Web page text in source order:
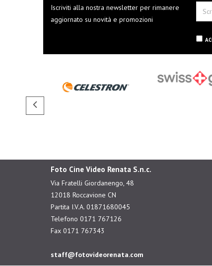
Iscriviti alla nostra newsletter per rimanere
aggiornato su novità e promozioni
Foto Cine Video Renata S.n.c.
Via Fratelli Giordanengo, 48
12018 Roccavione CN
Partita I.V.A. 01871680045
Telefono 0171 767126
Fax 0171 767343
staff@fotovideorenata.com